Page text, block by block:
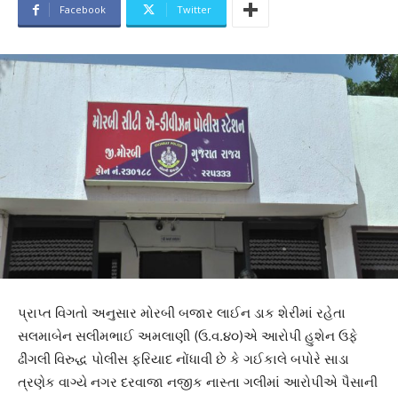
Facebook Twitter
પ્રાપ્ત વિગતો અનુસાર મોરબી બજાર લાઈન ડાક શેરીમાં રહેતા
સલમાબેન સલીમભાઈ અમલાણી (ઉ.વ.૪૦)એ આરોપી હુશેન ઉફે
ઢીંગલી વિરુદ્ધ પોલીસ ફરિયાદ નોંધાવી છે કે ગઈકાલે બપોરે સાડા
ત્રણેક વાગ્યે નગર દરવાજા નજીક નાસ્તા ગલીમાં આરોપીએ પૈસાની